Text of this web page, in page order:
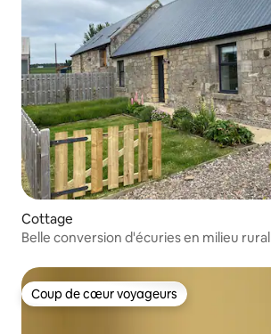
Cottage
Belle conversion d'écuries en milieu rural
Coup de cœur voyageurs
Coup de cœur voyageurs